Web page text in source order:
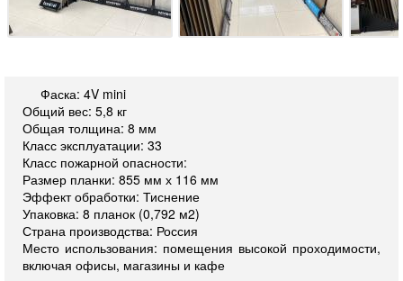
Фаска: 4V mini
Общий вес: 5,8 кг
Общая толщина: 8 мм
Класс эксплуатации: 33
Класс пожарной опасности:
Размер планки: 855 мм х 116 мм
Эффект обработки: Тиснение
Упаковка: 8 планок (0,792 м2)
Страна производства: Россия
Место использования: помещения высокой проходимости,
включая офисы, магазины и кафе